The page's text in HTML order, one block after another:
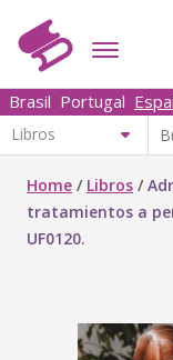
Brasil Portugal
Home / Libros /
tratamientos a
UF0120.